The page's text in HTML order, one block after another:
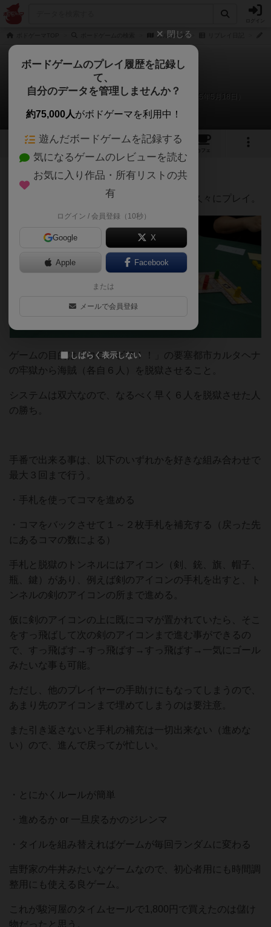
カルタヘナ
カルタヘナ
みね、ナオ、アキノコ、マコトのリプレイ日記（2025年5月18日）
3 2
カフェ
103名が参考 2名がナイス 約1年前
知り合いのボードゲーム会に持ち込んで超久々にプレイ。
ゲームの目的は「コロンビア！！」の要塞都市カルタヘナ
の牢獄から海賊（各自６人）を脱獄させること。
システムは双六なので、なるべく早く６人を脱獄させた人
の勝ち。
手番で出来る事は、以下のいずれかを好きな組み合わせで
最大３回まで行う。
・手札を使ってコマを進める
・コマをバックさせて１～２枚手札を補充する（戻った先
にあるコマの数による）
手札と脱獄のトンネルにはアイコン（剣、銃、旗、帽子、
瓶、鍵）があり、例えば剣のアイコンの手札を出すと、ト
ンネルの剣のアイコンの所まで進める。
仮に剣のアイコンの上に既にコマが置かれていたら、そこ
をすっ飛ばして次の剣のアイコンまで進む事ができるの
で、すっ飛ばす→すっ飛ばす→すっ飛ばす→一気にゴール
みたいな事も可能。
ただし、他のプレイヤーの手助けにもなってしまうので、
あまり先のアイコンまで埋めてしまうのは要注意。
また引き返さないと手札の補充は一切出来ない（進めな
い）ので、進んで戻ってが忙しい。
・とにかくルールが簡単
・進めるか or 一旦戻るかのジレンマ
・タイルを組み替えればゲームが毎回ランダムに変わる
吉野家の牛丼みたいなゲームなので、初心者用にも時間調
整用にも使える良ゲーム。
これが駿河屋のタイムセールで1,800円で買えたのは儲け
物だったと思う。
閉じる
ボードゲームのプレイ履歴を記録し
て、
自分のデータを管理しませんか？
約75,000人がボドゲーマを利用中！
遊んだボードゲームを記録する
気になるゲームのレビューを読む
お気に入り作品・所有リストの共
有
ログイン / 会員登録（10秒）
Google X
Apple Facebook
または
メールで会員登録
しばらく表示しない